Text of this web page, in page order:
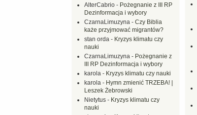
AlterCabrio - Pożegnanie z III RP
Dezinformacja i wybory
CzarnaLimuzyna - Czy Biblia
każe przyjmować migrantów?
stan orda - Kryzys klimatu czy
nauki
CzarnaLimuzyna - Pożegnanie z
III RP Dezinformacja i wybory
karola - Kryzys klimatu czy nauki
karola - Hymn zmienić TRZEBA! |
Leszek Żebrowski
Nietytus - Kryzys klimatu czy
nauki